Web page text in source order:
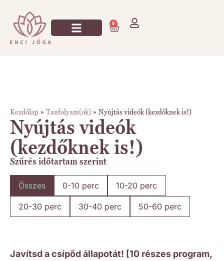
0
Kezdőlap » Tanfolyam(ok) » Nyújtás videók (kezdőknek is!)
Nyújtás videók
(kezdőknek is!)
Szűrés időtartam szerint
Összes 0-10 perc 10-20 perc
20-30 perc 30-40 perc 50-60 perc
Javítsd a csípőd állapotát! [10 részes program,